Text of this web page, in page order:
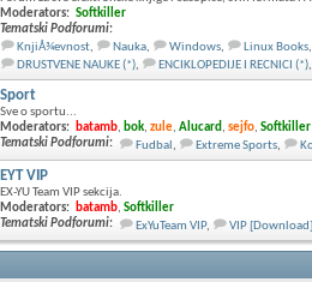
Moderators: Softkiller
Tematski Podforumi:
KnjiÅ¾evnost, Nauka, Windows, Linux Books,
DRUSTVENE NAUKE (*), ENCIKLOPEDIJE I RECNICI (*),
Sport
Sve o sportu...
Moderators: batamb, bok, zule, Alucard , sejfo, Softkiller
Tematski Podforumi: Fudbal , Extreme Sports,
EYT VIP
EX-YU Team VIP sekcija.
Moderators: batamb, Softkiller
Tematski Podforumi: ExYuTeam VIP, VIP [Download]